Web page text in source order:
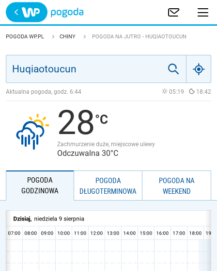
Trwa ładowanie
POLSKA
JAKOŚĆ POWIETRZA
POGODA WP.PL CHINY POGODA NA JUTRO - HUQIAOTOUCUN
Aktualna pogoda, godz. 6:44 05:19 18:42
28
Zachmurzenie duże, miejscowe ulewy
Odczuwalna 30°C
POGODA
GODZINOWA
POGODA
DŁUGOTERMINOWA
POGODA NA
WEEKEND